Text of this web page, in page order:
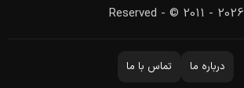
Reserved - © 2011 - 2026
درباره ما تماس با ما